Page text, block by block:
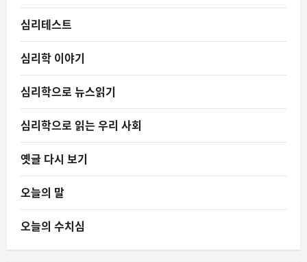
심리테스트
심리학 이야기
심리학으로 뉴스읽기
심리학으로 읽는 우리 사회
옛글 다시 보기
오늘의 말
오늘의 수치심